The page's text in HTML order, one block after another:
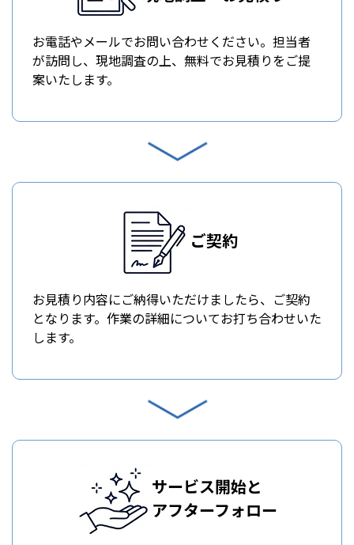
お電話やメールでお問い合わせください。担当者
が訪問し、現地調査の上、無料でお見積りをご提
案いたします。
ご契約
お見積り内容にご納得いただけましたら、ご契約
となります。作業の詳細についてお打ち合わせいた
します。
サービス開始と
アフターフォロー